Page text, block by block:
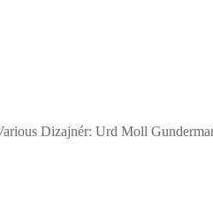
Dizajnér: Urd Moll